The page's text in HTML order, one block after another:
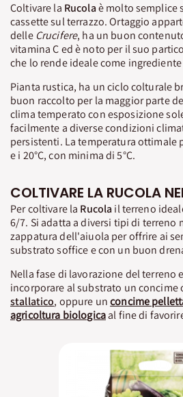
Coltivare la Rucolaè molto semplice
cassette sul terrazzo. Ortaggio
delle Crucifere, ha un buon
vitamina C ed è noto per il suo
che lo rende ideale come
Pianta rustica, ha un ciclo colturale
buon raccolto per la maggior parte
clima temperato con esposizione
facilmente a diverse condizioni
persistenti. La temperatura ottimale
e i 20°C, con minima di 5°C.
COLTIVARE LA RUCOLA
Per coltivare la Rucola il terreno
6/7. Si adatta a diversi tipi di terreno
zappatura dell'aiuola per offrire ai
substrato soffice e con un buon
Nella fase di lavorazione del terreno
incorporare al substrato un concime
stallatico, oppure unconcime
agricoltura biologicaal fine di